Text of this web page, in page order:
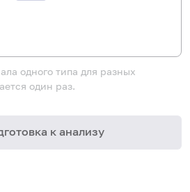
одного типа для разных
один раз.
к анализу